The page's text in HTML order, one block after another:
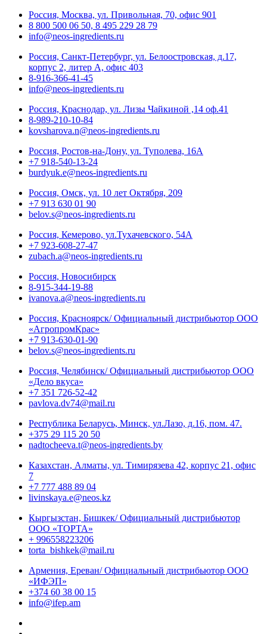
Россия, Москва, ул. Привольная, 70, офис 901
8 800 500 06 50, 8 495 229 28 79
info@neos-ingredients.ru
Россия, Санкт-Петербург, ул. Белоостровская, д.17,
корпус 2, литер А, офис 403
8-916-366-41-45
info@neos-ingredients.ru
Россия, Краснодар, ул. Лизы Чайкиной ,14 оф.41
8-989-210-10-84
kovsharova.n@neos-ingredients.ru
Россия, Ростов-на-Дону, ул. Туполева, 16А
+7 918-540-13-24
burdyuk.e@neos-ingredients.ru
Россия, Омск, ул. 10 лет Октября, 209
+7 913 630 01 90
belov.s@neos-ingredients.ru
Россия, Кемерово, ул.Тухачевского, 54А
+7 923-608-27-47
zubach.a@neos-ingredients.ru
Россия, Новосибирск
8-915-344-19-88
ivanova.a@neos-ingredients.ru
Россия, Красноярск/ Официальный дистрибьютор ООО
«АгропромКрас»
+7 913-630-01-90
belov.s@neos-ingredients.ru
Россия, Челябинск/ Официальный дистрибьютор ООО
«Дело вкуса»
+7 351 726-52-42
pavlova.dv74@mail.ru
Республика Беларусь, Минск, ул.Лазо, д.16, пом. 47.
+375 29 115 20 50
nadtocheeva.t@neos-ingredients.by
Казахстан, Алматы, ул. Тимирязева 42, корпус 21, офис
7
+7 777 488 89 04
livinskaya.e@neos.kz
Кыргызстан, Бишкек/ Официальный дистрибьютор
ООО «ТОРТА»
+ 996558223206
torta_bishkek@mail.ru
Армения, Ереван/ Официальный дистрибьютор ООО
«ИФЭП»
+374 60 38 00 15
info@ifep.am